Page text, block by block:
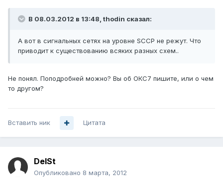
В 08.03.2012 в 13:48, thodin сказал:
А вот в сигнальных сетях на уровне SCCP не режут. Что
приводит к существованию всяких разных схем..
Не понял. Поподробней можно? Вы об ОКС7 пишите, или о чем
то другом?
Вставить ник Цитата
DelSt
Опубликовано 8 марта, 2012